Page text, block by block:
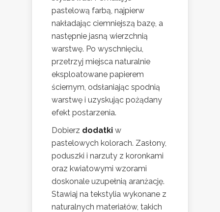
pastelową farbą, najpierw
nakładając ciemniejszą bazę, a
następnie jasną wierzchnią
warstwę. Po wyschnięciu,
przetrzyj miejsca naturalnie
eksploatowane papierem
ściernym, odsłaniając spodnią
warstwę i uzyskując pożądany
efekt postarzenia.
Dobierz dodatki w
pastelowych kolorach. Zasłony,
poduszki i narzuty z koronkami
oraz kwiatowymi wzorami
doskonale uzupełnią aranżację.
Stawiaj na tekstylia wykonane z
naturalnych materiałów, takich